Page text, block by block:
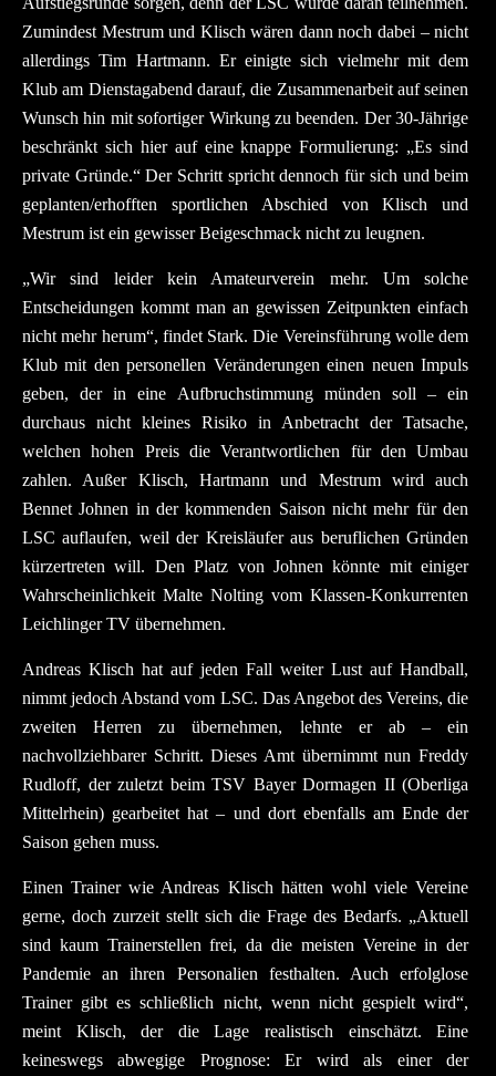
Zumindest Mestrum und Klisch wären dann noch dabei – nicht
allerdings Tim Hartmann. Er einigte sich vielmehr mit dem
Klub am Dienstagabend darauf, die Zusammenarbeit auf seinen
Wunsch hin mit sofortiger Wirkung zu beenden. Der 30-Jährige
beschränkt sich hier auf eine knappe Formulierung: „Es sind
private Gründe.“ Der Schritt spricht dennoch für sich und beim
geplanten/erhofften sportlichen Abschied von Klisch und
Mestrum ist ein gewisser Beigeschmack nicht zu leugnen.
„Wir sind leider kein Amateurverein mehr. Um solche
Entscheidungen kommt man an gewissen Zeitpunkten einfach
nicht mehr herum“, findet Stark. Die Vereinsführung wolle dem
Klub mit den personellen Veränderungen einen neuen Impuls
geben, der in eine Aufbruchstimmung münden soll – ein
durchaus nicht kleines Risiko in Anbetracht der Tatsache,
welchen hohen Preis die Verantwortlichen für den Umbau
zahlen. Außer Klisch, Hartmann und Mestrum wird auch
Bennet Johnen in der kommenden Saison nicht mehr für den
LSC auflaufen, weil der Kreisläufer aus beruflichen Gründen
kürzertreten will. Den Platz von Johnen könnte mit einiger
Wahrscheinlichkeit Malte Nolting vom Klassen-Konkurrenten
Leichlinger TV übernehmen.
Andreas Klisch hat auf jeden Fall weiter Lust auf Handball,
nimmt jedoch Abstand vom LSC. Das Angebot des Vereins, die
zweiten Herren zu übernehmen, lehnte er ab – ein
nachvollziehbarer Schritt. Dieses Amt übernimmt nun Freddy
Rudloff, der zuletzt beim TSV Bayer Dormagen II (Oberliga
Mittelrhein) gearbeitet hat – und dort ebenfalls am Ende der
Saison gehen muss.
Einen Trainer wie Andreas Klisch hätten wohl viele Vereine
gerne, doch zurzeit stellt sich die Frage des Bedarfs. „Aktuell
sind kaum Trainerstellen frei, da die meisten Vereine in der
Pandemie an ihren Personalien festhalten. Auch erfolglose
Trainer gibt es schließlich nicht, wenn nicht gespielt wird“,
meint Klisch, der die Lage realistisch einschätzt. Eine
keineswegs abwegige Prognose: Er wird als einer der